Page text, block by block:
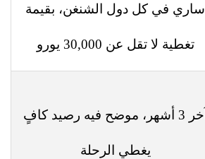
ساري في كل دول الشنغن، بقيمة
تغطية لا تقل عن 30,000 يورو
آخر 3 أشهر، موضح فيه رصيد كافٍ
يغطي الرحلة